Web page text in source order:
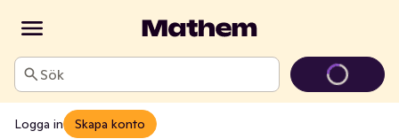
Sök
Logga in Skapa konto